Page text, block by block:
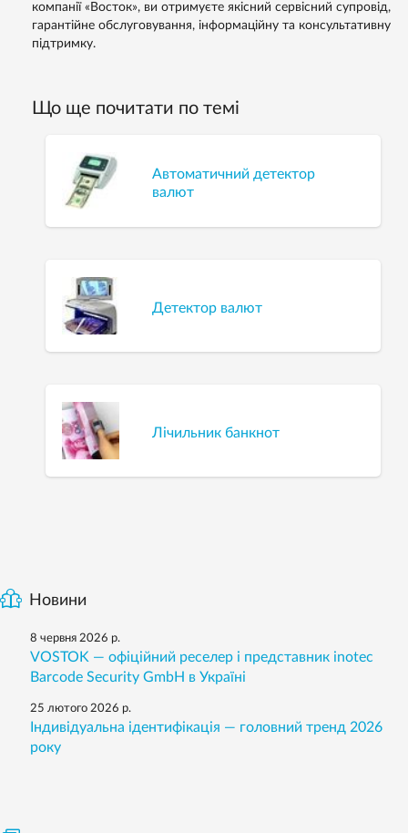
компанії «Восток», ви отримуєте якісний сервісний супровід,
гарантійне обслуговування, інформаційну та консультативну
підтримку.
Що ще почитати по темі
Автоматичний детектор
валют
Детектор валют
Лічильник банкнот
Новини
8 червня 2026 р.
VOSTOK — офіційний реселер і представник inotec
Barcode Security GmbH в Україні
25 лютого 2026 р.
Індивідуальна ідентифікація — головний тренд 2026
року